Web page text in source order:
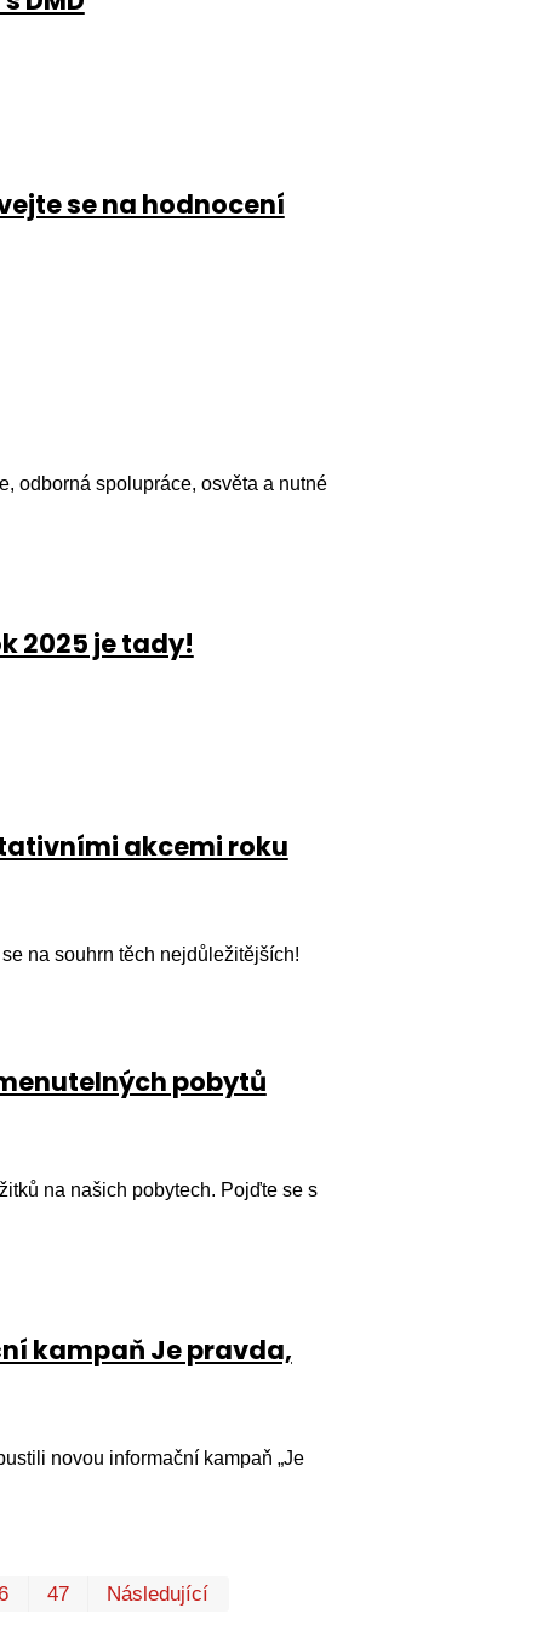
se na hodnocení
odborná spolupráce, osvěta a nutné
2025 je tady!
akcemi roku
na souhrn těch nejdůležitějších!
pobytů
na našich pobytech. Pojďte se s
kampaň Je pravda,
novou informační kampaň „Je
47 Následující